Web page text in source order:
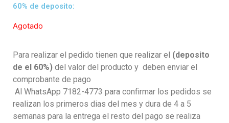
60% de deposito:
Agotado
Para realizar el pedido tienen que realizar el (deposito
de el 60%) del valor del producto y deben enviar el
comprobante de pago
Al WhatsApp 7182-4773 para confirmar los pedidos se
realizan los primeros dias del mes y dura de 4 a 5
semanas para la entrega el resto del pago se realiza